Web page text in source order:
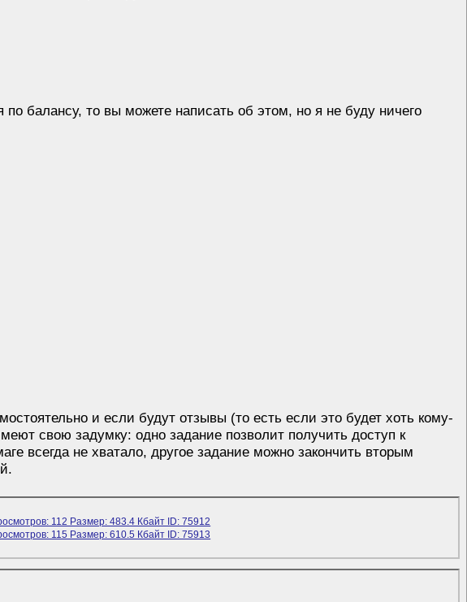
балансу, то вы можете написать об этом, но я не буду ничего
и если будут отзывы (то есть если это будет хоть кому-
свою задумку: одно задание позволит получить доступ к
всегда не хватало, другое задание можно закончить вторым